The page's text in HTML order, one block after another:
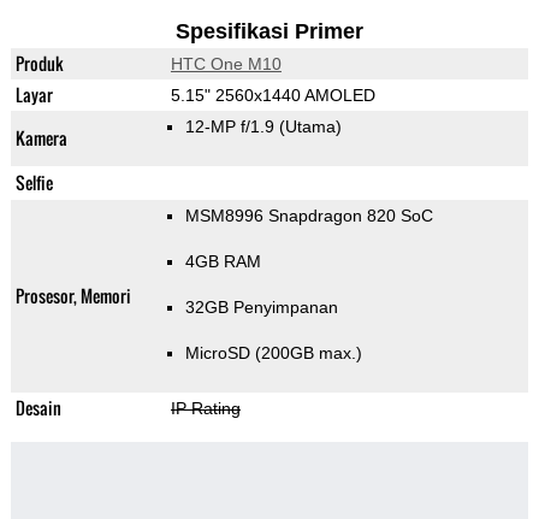
Spesifikasi Primer
Produk HTC One M10
Layar 5.15" 2560x1440 AMOLED
Kamera 12-MP f/1.9 (Utama)
Selfie
Prosesor, Memori
MSM8996 Snapdragon 820 SoC
4GB RAM
32GB Penyimpanan
MicroSD (200GB max.)
Desain IP Rating